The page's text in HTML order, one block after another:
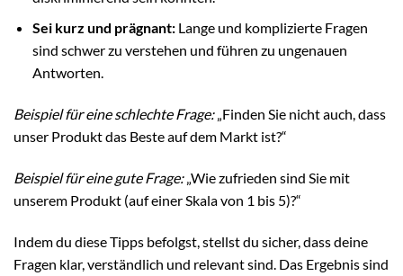
Sei kurz und prägnant:Lange und komplizierte Fragen
sind schwer zu verstehen und führen zu ungenauen
Antworten.
Beispiel für eine schlechte Frage:„Finden Sie nicht auch, dass
unser Produkt das Beste auf dem Markt ist?“
Beispiel für eine gute Frage:„Wie zufrieden sind Sie mit
unserem Produkt (auf einer Skala von 1 bis 5)?“
Indem du diese Tipps befolgst, stellst du sicher, dass deine
Fragen klar, verständlich und relevant sind. Das Ergebnis sind